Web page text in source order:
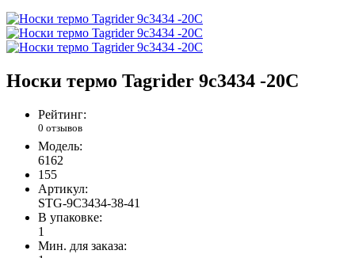
Носки термо Tagrider 9с3434 -20С
Рейтинг:
0 отзывов
Модель:
6162
155
Артикул:
STG-9C3434-38-41
В упаковке:
1
Мин. для заказа: